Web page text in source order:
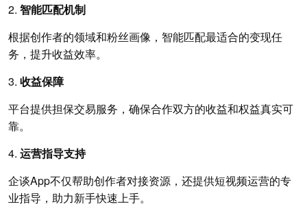
2. 智能匹配机制
根据创作者的领域和粉丝画像，智能匹配最适合的变现任
务，提升收益效率。
3. 收益保障
平台提供担保交易服务，确保合作双方的收益和权益真实可
靠。
4. 运营指导支持
企谈App不仅帮助创作者对接资源，还提供短视频运营的专
业指导，助力新手快速上手。